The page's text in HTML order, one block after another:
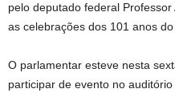
pelo deputado federal
as celebrações dos 101 anos
O parlamentar esteve nesta
participar de evento no